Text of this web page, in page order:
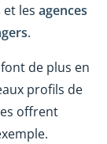
et les agences
.
de plus en
profils de
offrent